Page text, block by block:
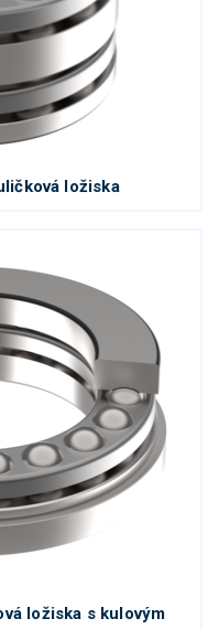
ložiska
ložiska s kulovým